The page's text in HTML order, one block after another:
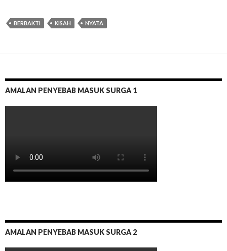
BERBAKTI KISAH NYATA
AMALAN PENYEBAB MASUK SURGA 1
AMALAN PENYEBAB MASUK SURGA 2